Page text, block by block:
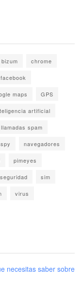
bizum chrome
facebook
maps GPS
artificial
llamadas spam
navegadores
pimeyes
seguridad sim
virus
necesitas saber sobre